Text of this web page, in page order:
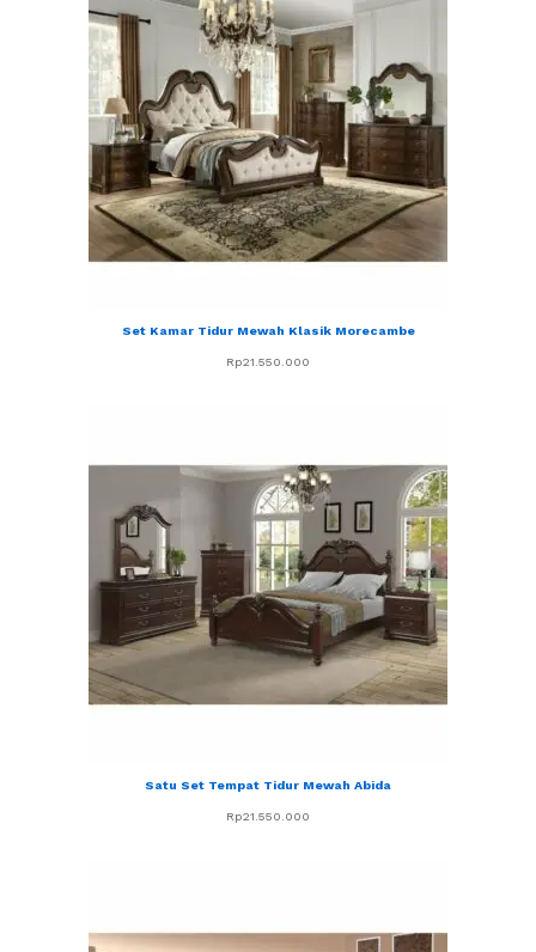
Set Kamar Tidur Mewah Klasik Morecambe
Rp21.550.000
Satu Set Tempat Tidur Mewah Abida
Rp21.550.000